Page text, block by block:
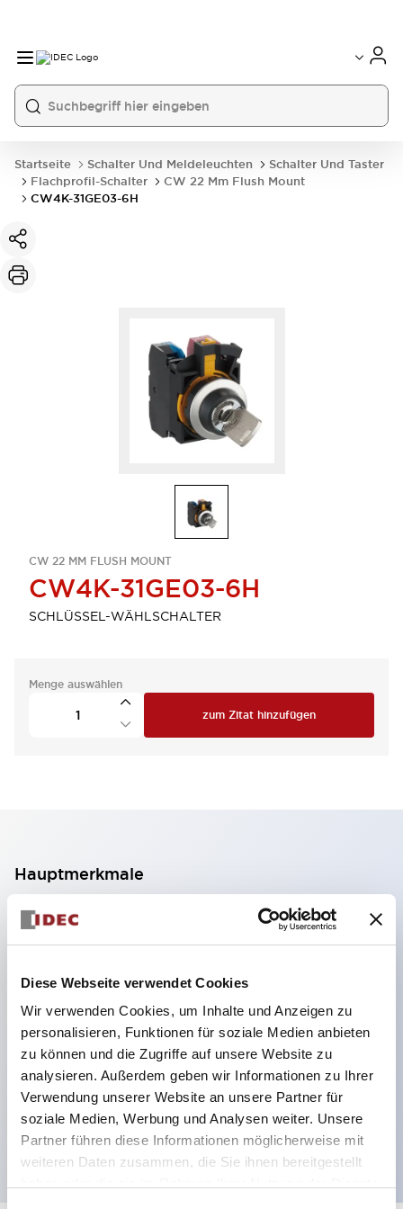
Diese Webseite verwendet Cookies
Wir verwenden Cookies, um Inhalte und Anzeigen zu
personalisieren, Funktionen für soziale Medien anbieten
zu können und die Zugriffe auf unsere Website zu
analysieren. Außerdem geben wir Informationen zu Ihrer
Verwendung unserer Website an unsere Partner für
soziale Medien, Werbung und Analysen weiter. Unsere
Partner führen diese Informationen möglicherweise mit
weiteren Daten zusammen, die Sie ihnen bereitgestellt
Startseite Schalter Und Meldeleuchten
Schalter Und Taster
Flachprofil-Schalter
CW 22 Mm Flush Mount
CW4K-31GE03-6H
CW 22 MM FLUSH MOUNT
CW4K-31GE03-6H
SCHLÜSSEL-WÄHLSCHALTER
Menge auswählen
zum Zitat hinzufügen
Hauptmerkmale
2-Kontakt-Block mit 2 Stufen, ermöglicht eine 4-
Kontakt-Konfiguration (Gewährleistung der
Isolierung zwischen den 2 Kontakten).
59,9 mm (※ 22-stufiger Kontaktblock).
Platzsparendes Design möglich.
Sicherheitsstruktur der 3. Generation: 2-Aktions-
Freisetzung, integrierter Schutz, IP20-
Fingerschutzstruktur